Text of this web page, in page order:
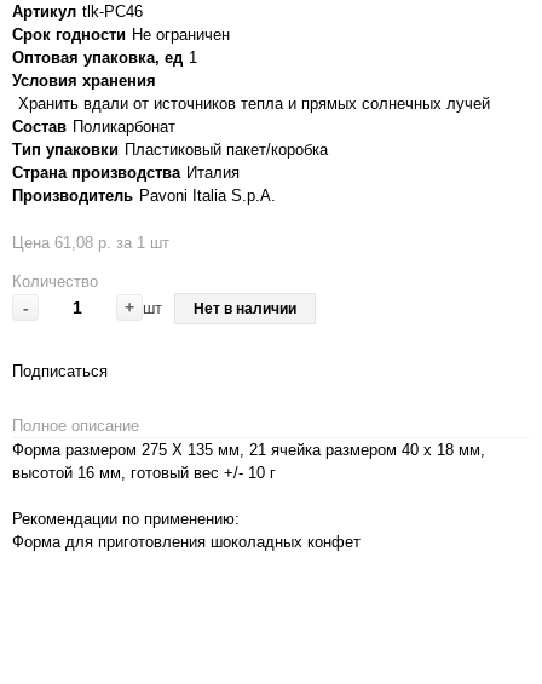
Артикул tlk-PC46
Срок годности Не ограничен
Оптовая упаковка, ед 1
Условия хранения
Хранить вдали от источников тепла и прямых солнечных лучей
Состав Поликарбонат
Тип упаковки Пластиковый пакет/коробка
Страна производства Италия
Производитель Pavoni Italia S.p.A.
Цена 61,08 р. за 1 шт
Количество
- + шт Нет в наличии
Подписаться
Полное описание
Форма размером 275 X 135 мм, 21 ячейка размером 40 х 18 мм,
высотой 16 мм, готовый вес +/- 10 г
Рекомендации по применению:
Форма для приготовления шоколадных конфет